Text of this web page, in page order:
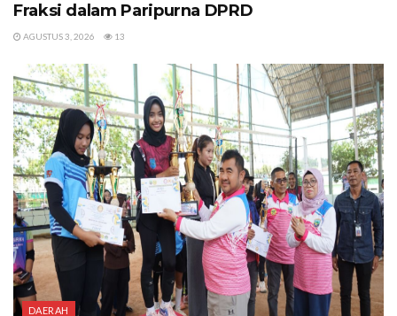
Fraksi dalam Paripurna DPRD
AGUSTUS 3, 2026 13
DAERAH